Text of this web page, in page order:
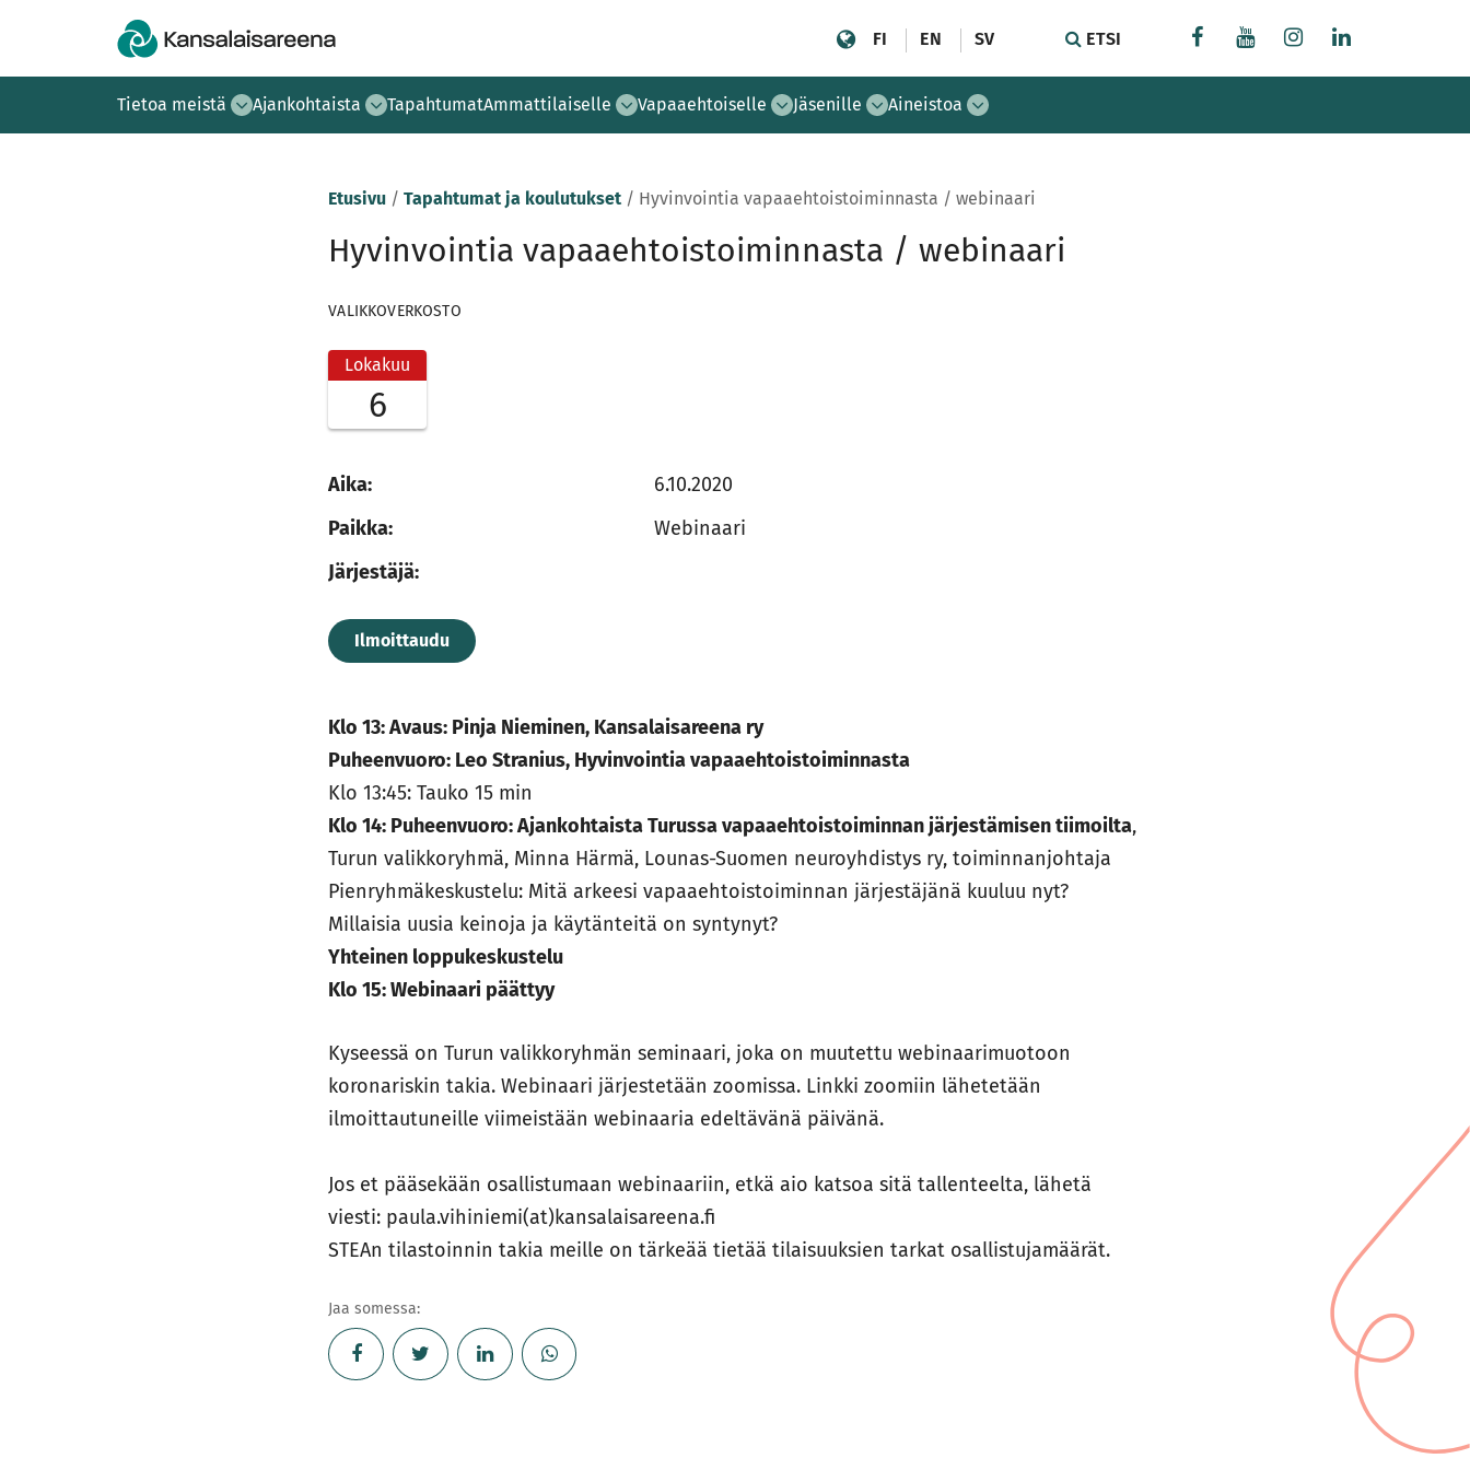
FI EN SV ETSI
Tietoa meistä Ajankohtaista TapahtumatAmmattilaiselle Vapaaehtoiselle Jäsenille Aineistoa
Etusivu /Tapahtumat ja koulutukset / Hyvinvointia vapaaehtoistoiminnasta / webinaari
Hyvinvointia vapaaehtoistoiminnasta / webinaari
VALIKKOVERKOSTO
Lokakuu
6
Aika:
6.10.2020
Paikka:
Webinaari
Järjestäjä:
Ilmoittaudu
Klo 13: Avaus: Pinja Nieminen, Kansalaisareena ry
Puheenvuoro: Leo Stranius, Hyvinvointia vapaaehtoistoiminnasta
Klo 13:45: Tauko 15 min
Klo 14: Puheenvuoro: Ajankohtaista Turussa vapaaehtoistoiminnan järjestämisen tiimoilta,
Turun valikkoryhmä, Minna Härmä, Lounas-Suomen neuroyhdistys ry, toiminnanjohtaja
Pienryhmäkeskustelu: Mitä arkeesi vapaaehtoistoiminnan järjestäjänä kuuluu nyt?
Millaisia uusia keinoja ja käytänteitä on syntynyt?
Yhteinen loppukeskustelu
Klo 15: Webinaari päättyy
Kyseessä on Turun valikkoryhmän seminaari, joka on muutettu webinaarimuotoon
koronariskin takia. Webinaari järjestetään zoomissa. Linkki zoomiin lähetetään
ilmoittautuneille viimeistään webinaaria edeltävänä päivänä.
Jos et pääsekään osallistumaan webinaariin, etkä aio katsoa sitä tallenteelta, lähetä
viesti: paula.vihiniemi(at)kansalaisareena.fi
STEAn tilastoinnin takia meille on tärkeää tietää tilaisuuksien tarkat osallistujamäärät.
Jaa somessa: